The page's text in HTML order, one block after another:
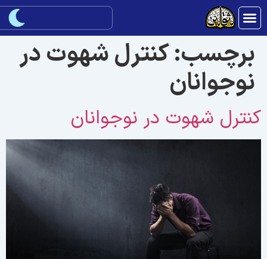
برچسب:کنترل شهوت در
نوجوانان
شهوت در نوجوانان